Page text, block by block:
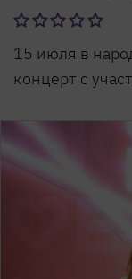
15 июля в
концерт с